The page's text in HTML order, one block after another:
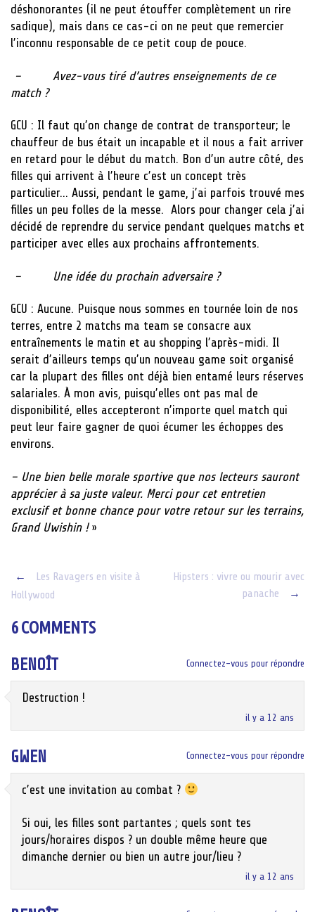
déshonorantes (il ne peut étouffer complètement un rire
sadique), mais dans ce cas-ci on ne peut que remercier
l’inconnu responsable de ce petit coup de pouce.
– Avez-vous tiré d’autres enseignements de ce
match ?
GCU : Il faut qu’on change de contrat de transporteur; le
chauffeur de bus était un incapable et il nous a fait arriver
en retard pour le début du match. Bon d’un autre côté, des
filles qui arrivent à l’heure c’est un concept très
particulier… Aussi, pendant le game, j’ai parfois trouvé mes
filles un peu folles de la messe. Alors pour changer cela j’ai
décidé de reprendre du service pendant quelques matchs et
participer avec elles aux prochains affrontements.
– Une idée du prochain adversaire ?
GCU : Aucune. Puisque nous sommes en tournée loin de nos
terres, entre 2 matchs ma team se consacre aux
entraînements le matin et au shopping l’après-midi. Il
serait d’ailleurs temps qu’un nouveau game soit organisé
car la plupart des filles ont déjà bien entamé leurs réserves
salariales. À mon avis, puisqu’elles ont pas mal de
disponibilité, elles accepteront n’importe quel match qui
peut leur faire gagner de quoi écumer les échoppes des
environs.
– Une bien belle morale sportive que nos lecteurs sauront
apprécier à sa juste valeur. Merci pour cet entretien
exclusif et bonne chance pour votre retour sur les terrains,
Grand Uwishin !»
Post
←
Les Ravagers en visite à
Hollywood
Hipsters : vivre ou mourir avec
panache
→
6 COMMENTS
BENOÎT
il y a 12 ans
Destruction !
Connectez-vous pour répondre
GWEN
il y a 12 ans
c’est une invitation au combat ?
Si oui, les filles sont partantes ; quels sont tes
jours/horaires dispos ? un double même heure que
dimanche dernier ou bien un autre jour/lieu ?
Connectez-vous pour répondre